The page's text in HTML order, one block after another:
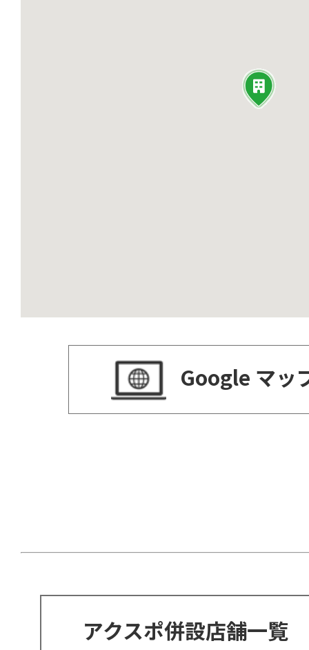
Google マッ
アクスポ併設店舗一覧